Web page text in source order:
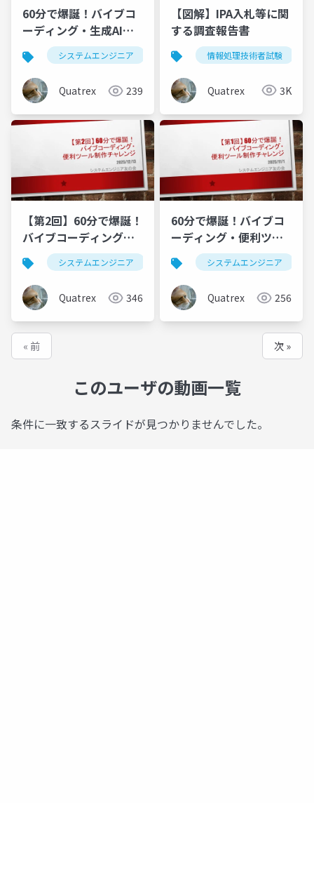
60分で爆誕！バイブコ
ーディング・生成AIア
プリ制作システムエンジニア 生成ai バイブコーディング
Quatrex 239
【図解】IPA入札等に関
する調査報告書
情報処理技術者試験
Quatrex 3K
【第2回】60分で爆誕！
バイブコーディング・
便利ツール作成
システムエンジニア バイブコーディング vibe
Quatrex 346
60分で爆誕！バイブコ
ーディング・便利ツー
ル作成 システムエンジニア
Quatrex 256
« 前 次 »
このユーザの動画一覧
条件に一致するスライドが見つかりませんでした。